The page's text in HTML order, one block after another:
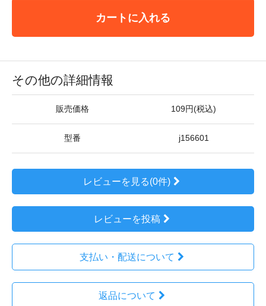
カートに入れる
その他の詳細情報
販売価格 109円(税込)
型番 j156601
レビューを見る(0件)
レビューを投稿
支払い・配送について
返品について